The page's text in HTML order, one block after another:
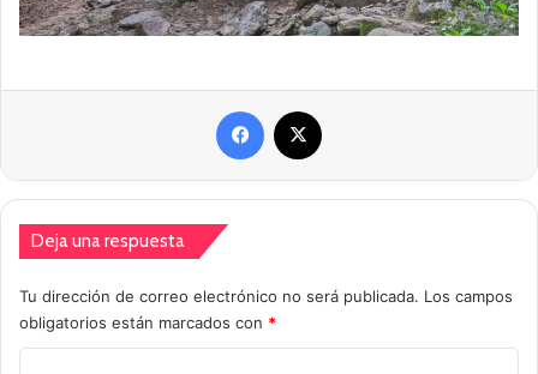
Facebook
Deja una respuesta
Tu dirección de correo electrónico no será publicada. Los campos
obligatorios están marcados con *